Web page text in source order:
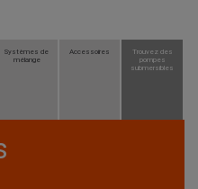
Systèmes de
mélange
Accessoires
Trouvez des
pompes
submersibles